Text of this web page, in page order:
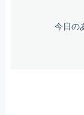
今日の